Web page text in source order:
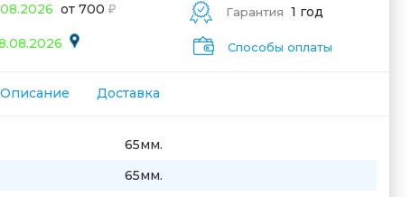
от 700 Гарантия 1 год
Способы оплаты
Описание Доставка
65мм.
65мм.